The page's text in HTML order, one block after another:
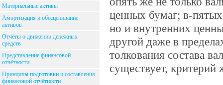
Материальные активы
Амортизация и обесценивание
активов
Отчёты о движении денежных
средств
Представление финансовой
отчётности
Принципы подготовки и составления
финансовой отчётности
ценных бумаг; в-
но и внутренних
другой даже в
толкования состава
существует, критерий